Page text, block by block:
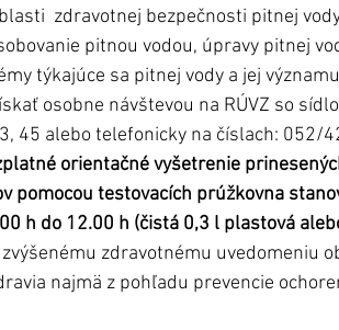
zdravotnej bezpečnosti pitnej
pitnou vodou, úpravy pitnej
týkajúce sa pitnej vody a jej
osobne návštevou na RÚVZ so
45 alebo telefonicky na číslach: 052/
orientačné vyšetrenie
pomocou testovacích prúžkovna
h do 12.00 h (čistá 0,3 l plastová
zdravotnému uvedomeniu
najmä z pohľadu prevencie